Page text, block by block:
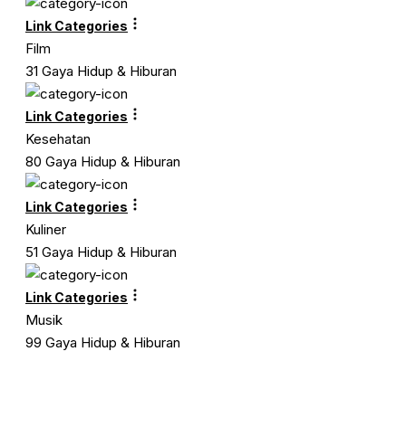
Link Categories
Film
31 Gaya Hidup & Hiburan
Link Categories
Kesehatan
80 Gaya Hidup & Hiburan
Link Categories
Kuliner
51 Gaya Hidup & Hiburan
Link Categories
Musik
99 Gaya Hidup & Hiburan